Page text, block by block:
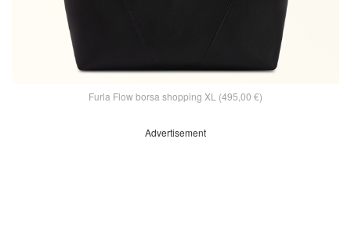
Furla Flow borsa shopping XL (495,00 €)
Advertisement